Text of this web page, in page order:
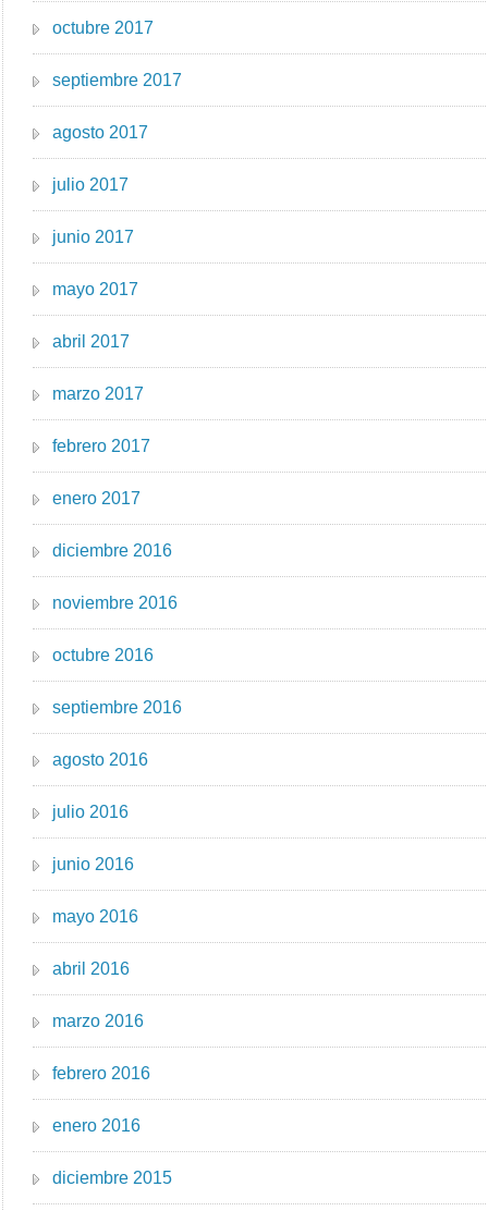
octubre 2017
septiembre 2017
agosto 2017
julio 2017
junio 2017
mayo 2017
abril 2017
marzo 2017
febrero 2017
enero 2017
diciembre 2016
noviembre 2016
octubre 2016
septiembre 2016
agosto 2016
julio 2016
junio 2016
mayo 2016
abril 2016
marzo 2016
febrero 2016
enero 2016
diciembre 2015